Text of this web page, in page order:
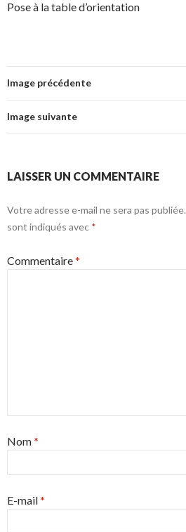
Pose à la table d’orientation
Image précédente
Image suivante
LAISSER UN COMMENTAIRE
Votre adresse e-mail ne sera pas publiée.
sont indiqués avec *
Commentaire*
Nom*
E-mail*